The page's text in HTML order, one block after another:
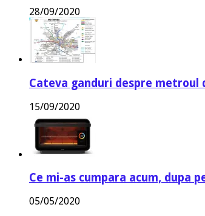
28/09/2020
Cateva ganduri despre metroul
15/09/2020
Ce mi-as cumpara acum, dupa
05/05/2020